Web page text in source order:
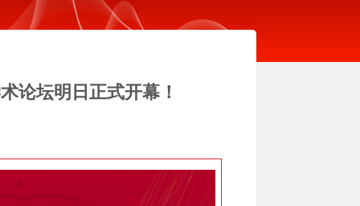
论坛明日正式开幕！